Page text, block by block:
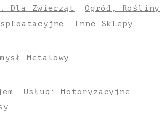
Dla Zwierząt
Ogród, Rośliny
Inne Sklepy
Metalowy
Usługi Motoryzacyjne